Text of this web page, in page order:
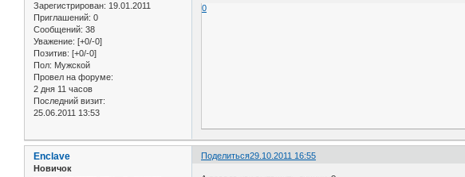
Зарегистрирован: 19.01.2011
Приглашений: 0
Сообщений: 38
Уважение: [+0/-0]
Позитив: [+0/-0]
Пол: Мужской
Провел на форуме:
2 дня 11 часов
Последний визит:
25.06.2011 13:53
0
Поделиться29.10.2011 16:55
Enclave
Новичок